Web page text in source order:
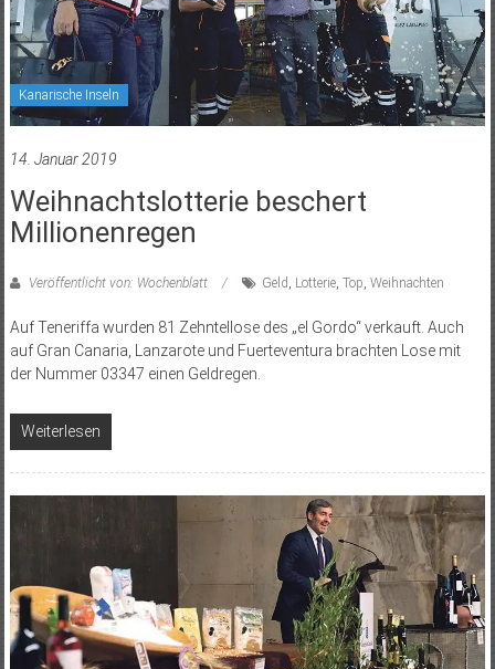
Kanarische Inseln
14. Januar 2019
Weihnachtslotterie beschert
Millionenregen
Veröffentlicht von: Wochenblatt Geld , Lotterie, Top, Weihnachten
Auf Teneriffa wurden 81 Zehntellose des „el Gordo“ verkauft. Auch
auf Gran Canaria, Lanzarote und Fuerteventura brachten Lose mit
der Nummer 03347 einen Geldregen.
Weiterlesen